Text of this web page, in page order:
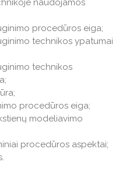
naudojamos
procedūros eiga;
technikos ypatumai
technikos
procedūros eiga;
modeliavimo
procedūros aspektai;